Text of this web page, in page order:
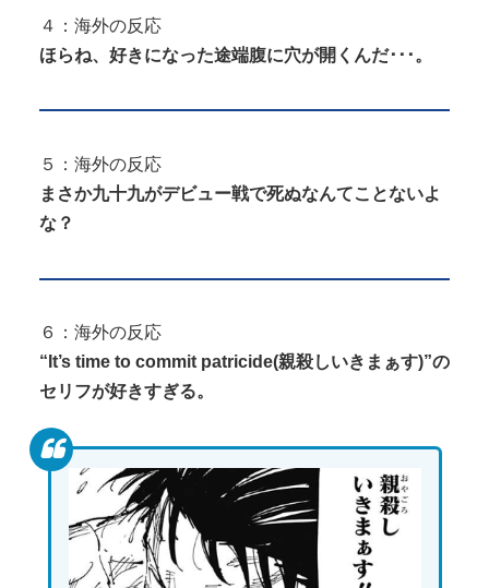
４：海外の反応
ほらね、好きになった途端腹に穴が開くんだ･･･。
５：海外の反応
まさか九十九がデビュー戦で死ぬなんてことないよ
な？
６：海外の反応
“It’s time to commit patricide(親殺しいきまぁす)”の
セリフが好きすぎる。